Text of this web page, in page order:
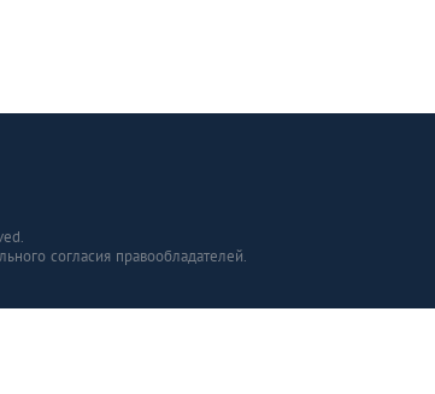
согласия правообладателей.